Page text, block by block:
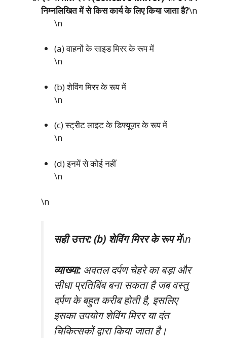
निम्नलिखित में से किस कार्य के लिए किया जाता है?\n
\n
(a) वाहनों के साइड मिरर के रूप में
\n
(b) शेविंग मिरर के रूप में
\n
(c) स्ट्रीट लाइट के डिफ्यूज़र के रूप में
\n
(d) इनमें से कोई नहीं
\n
\n
सही उत्तर: (b) शेविंग मिरर के रूप में\n
व्याख्या:अवतल दर्पण चेहरे का बड़ा और
सीधा प्रतिबिंब बना सकता है जब वस्तु
दर्पण के बहुत करीब होती है, इसलिए
इसका उपयोग शेविंग मिरर या दंत
चिकित्सकों द्वारा किया जाता है।